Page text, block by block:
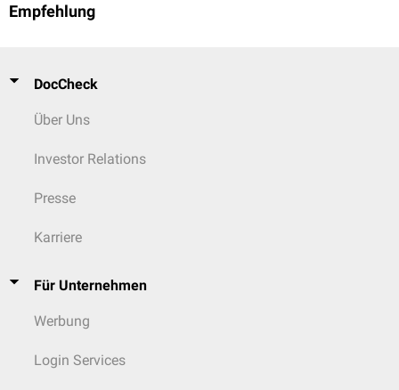
Empfehlung
DocCheck
Über Uns
Investor Relations
Presse
Karriere
Für Unternehmen
Werbung
Login Services